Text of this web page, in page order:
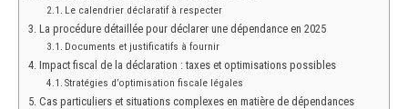
Le calendrier déclaratif à respecter
La procédure détaillée pour déclarer une dépendance en 2025
Documents et justificatifs à fournir
Impact fiscal de la déclaration : taxes et optimisations possibles
Stratégies d’optimisation fiscale légales
Cas particuliers et situations complexes en matière de dépendances